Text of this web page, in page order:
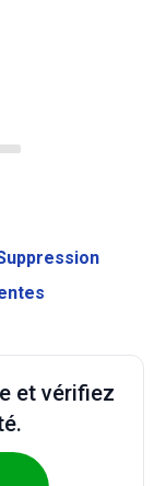
et vérifiez